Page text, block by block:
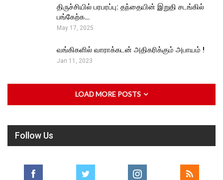
திருச்சியில் பரபரப்பு: தந்தையின் இறுதி சடங்கில்
பங்கேற்க…
May 17, 2025
வங்கிகளில் வாராக்கடன் அதிகரிக்கும் அபாயம் !
Jan 11, 2023
LOAD MORE POSTS
Follow Us